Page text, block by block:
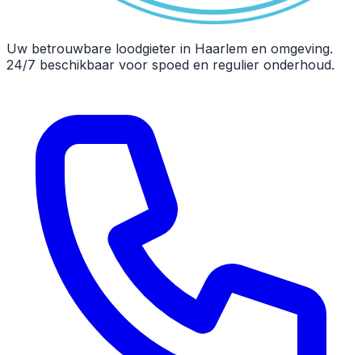
Uw betrouwbare loodgieter in Haarlem en omgeving.
24/7 beschikbaar voor spoed en regulier onderhoud.